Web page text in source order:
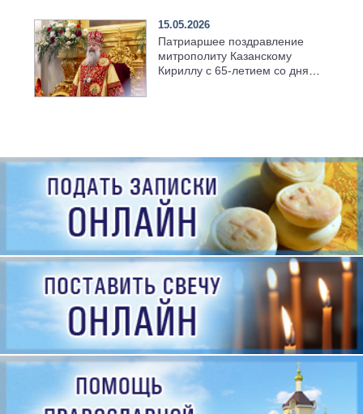
15.05.2026
Патриаршее поздравление
митрополиту Казанскому
Кириллу с 65-летием со дня